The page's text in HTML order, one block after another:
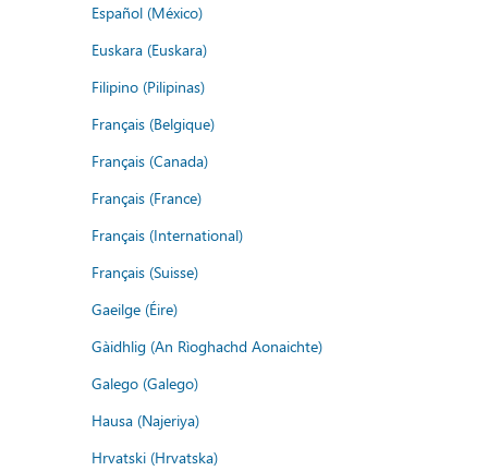
Español (México)
Euskara (Euskara)
Filipino (Pilipinas)
Français (Belgique)
Français (Canada)
Français (France)
Français (International)
Français (Suisse)
Gaeilge (Éire)
Gàidhlig (An Rìoghachd Aonaichte)
Galego (Galego)
Hausa (Najeriya)
Hrvatski (Hrvatska)